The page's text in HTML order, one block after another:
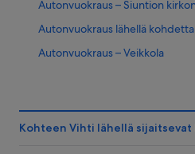
Autonvuokraus – Siuntion
Autonvuokraus lähellä
Autonvuokraus – Veikkola
Kohteen Vihti lähellä